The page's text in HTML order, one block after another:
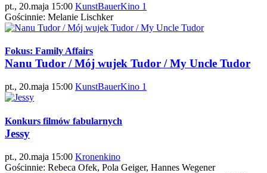
pt., 20.maja 15:00 KunstBauerKino 1
Gościnnie: Melanie Lischker
Fokus: Family Affairs
Nanu Tudor / Mój wujek Tudor / My Uncle Tudor
pt., 20.maja 15:00 KunstBauerKino 1
Konkurs filmów fabularnych
Jessy
pt., 20.maja 15:00 Kronenkino
Gościnnie: Rebeca Ofek, Pola Geiger, Hannes Wegener